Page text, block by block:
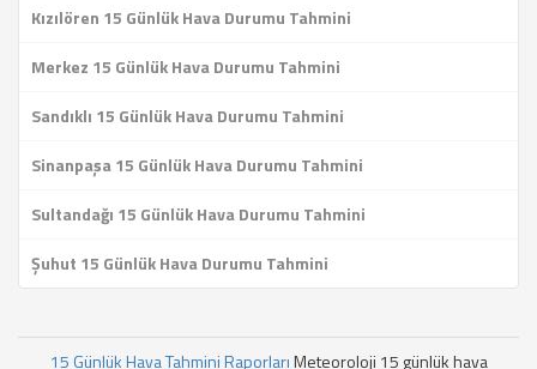
Kızılören 15 Günlük Hava Durumu Tahmini
Merkez 15 Günlük Hava Durumu Tahmini
Sandıklı 15 Günlük Hava Durumu Tahmini
Sinanpaşa 15 Günlük Hava Durumu Tahmini
Sultandağı 15 Günlük Hava Durumu Tahmini
Şuhut 15 Günlük Hava Durumu Tahmini
15 Günlük Hava Tahmini RaporlarıMeteoroloji 15 günlük hava